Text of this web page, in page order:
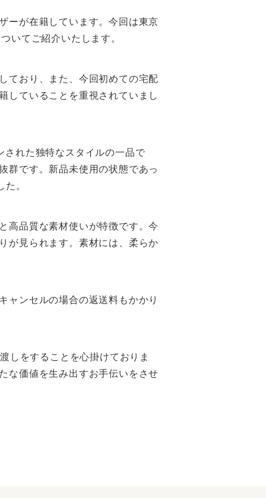
ーが在籍しています。今回は東京
いてご紹介いたします。
ており、また、今回初めての宅配
していることを重視されていまし
れた独特なスタイルの一品で
群です。新品未使用の状態であっ
。
高品質な素材使いが特徴です。今
が見られます。素材には、柔らか
ャンセルの場合の返送料もかかり
しをすることを心掛けておりま
な価値を生み出すお手伝いをさせ